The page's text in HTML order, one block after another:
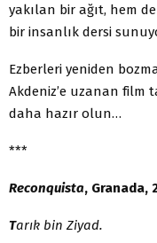
yakılan bir ağıt, hem
bir insanlık dersi
Ezberleri yeniden
Akdeniz’e uzanan film
daha hazır olun…
***
Reconquista, Granada,
Tarık bin Ziyad.